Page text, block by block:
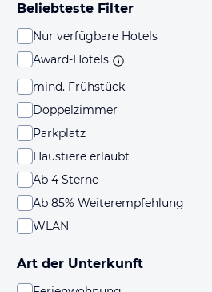
Beliebteste Filter
Nur verfügbare Hotels
Award-Hotels
mind. Frühstück
Doppelzimmer
Parkplatz
Haustiere erlaubt
Ab 4 Sterne
Ab 85% Weiterempfehlung
WLAN
Art der Unterkunft